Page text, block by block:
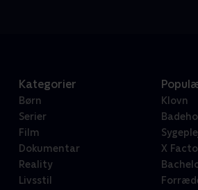
Kategorier
Børn
Serier
Film
Dokumentar
Reality
Livsstil
Klovn
X